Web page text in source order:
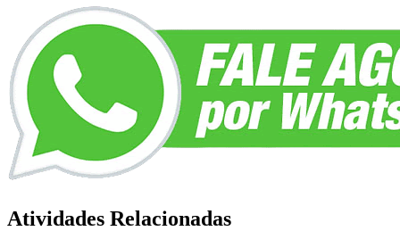
Atividades Relacionadas